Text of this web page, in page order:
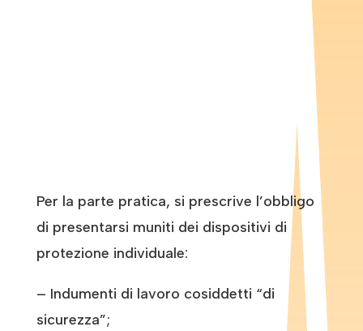
Per la parte pratica, si prescrive l’obbligo
di presentarsi muniti dei dispositivi di
protezione individuale:
– Indumenti di lavoro cosiddetti “di
sicurezza”;